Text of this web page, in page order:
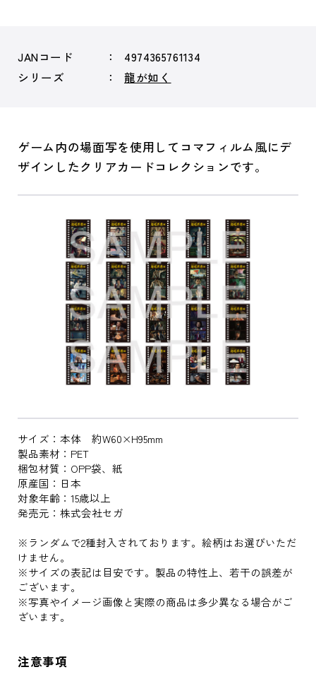
JANコード
4974365761134
シリーズ
龍が如く
ゲーム内の場面写を使用してコマフィルム風にデ
ザインしたクリアカードコレクションです。
サイズ：本体 約W60×H95mm
製品素材：PET
梱包材質：OPP袋、紙
原産国：日本
対象年齢：15歳以上
発売元：株式会社セガ
※ランダムで2種封入されております。絵柄はお選びいただ
けません。
※サイズの表記は目安です。製品の特性上、若干の誤差が
ございます。
※写真やイメージ画像と実際の商品は多少異なる場合がご
ざいます。
注意事項